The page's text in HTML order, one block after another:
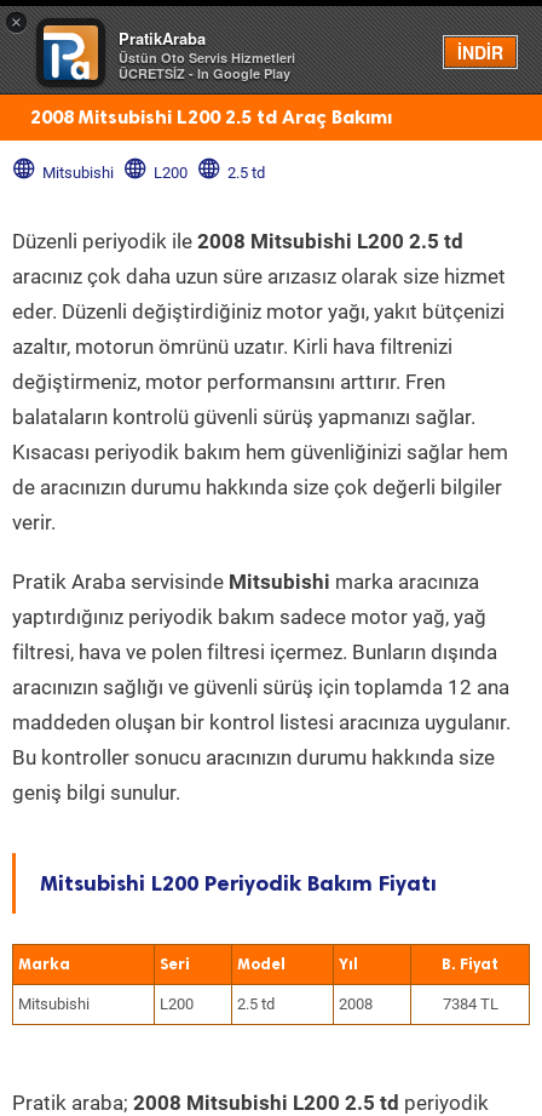
×
PratikAraba
Üstün Oto Servis Hizmetleri
ÜCRETSİZ - In Google Play
İNDİR
Menü
2008 Mitsubishi L200 2.5 td Araç Bakımı
Mitsubishi L200 2.5 td
Düzenli periyodik ile 2008 Mitsubishi L200 2.5 td
aracınız çok daha uzun süre arızasız olarak size hizmet
eder. Düzenli değiştirdiğiniz motor yağı, yakıt bütçenizi
azaltır, motorun ömrünü uzatır. Kirli hava filtrenizi
değiştirmeniz, motor performansını arttırır. Fren
balataların kontrolü güvenli sürüş yapmanızı sağlar.
Kısacası periyodik bakım hem güvenliğinizi sağlar hem
de aracınızın durumu hakkında size çok değerli bilgiler
verir.
Pratik Araba servisinde Mitsubishi marka aracınıza
yaptırdığınız periyodik bakım sadece motor yağ, yağ
filtresi, hava ve polen filtresi içermez. Bunların dışında
aracınızın sağlığı ve güvenli sürüş için toplamda 12 ana
maddeden oluşan bir kontrol listesi aracınıza uygulanır.
Bu kontroller sonucu aracınızın durumu hakkında size
geniş bilgi sunulur.
Mitsubishi L200 Periyodik Bakım Fiyatı
Marka Seri Model Yıl
Mitsubishi L200 2.5 td 2008 7384 TL
Pratik araba; 2008 Mitsubishi L200 2.5 td periyodik